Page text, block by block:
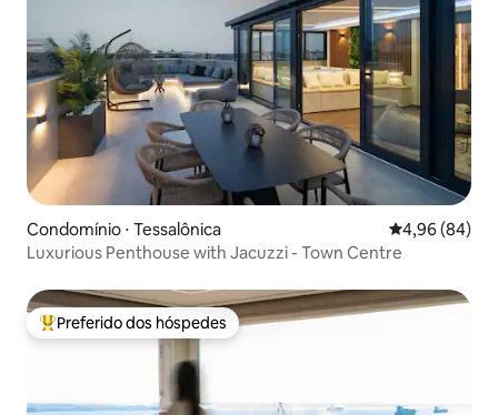
Condomínio ⋅ Tessalônica 4,96 de uma
4,96 (84)
Luxurious Penthouse with Jacuzzi - Town Centre
Entre os melhores preferidos dos hóspedes
Preferido dos hóspedes